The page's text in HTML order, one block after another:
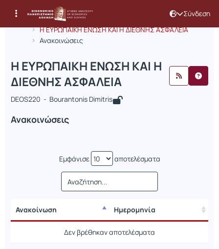
Σύνδεση
Αρχική Σελίδα
H ΕΥΡΩΠΑΙΚΗ ΕΝΩΣΗ ΚΑΙ Η ΔΙΕΘΝΗΣ ΑΣΦΑΛΕΙΑ
Ανακοινώσεις
Μάθημα : H ΕΥΡΩΠΑΙΚΗ ΕΝΩΣΗ ΚΑΙ Η
Κωδικός : DEOS220
H ΕΥΡΩΠΑΙΚΗ ΕΝΩΣΗ ΚΑΙ Η
ΔΙΕΘΝΗΣ ΑΣΦΑΛΕΙΑ
DEOS220 - Bourantonis Dimitris
Ανακοινώσεις
Εμφάνισε αποτελέσματα
Ανακοίνωση
Ημερομηνία
Δεν βρέθηκαν αποτελέσματα